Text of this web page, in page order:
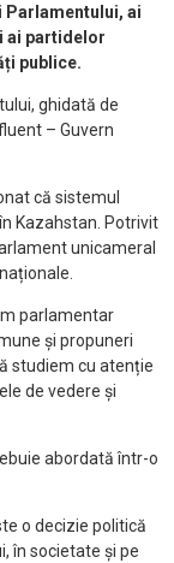
Parlamentului, ai
ai partidelor
publice.
ghidată de
– Guvern
că sistemul
Kazahstan. Potrivit
unicameral
parlamentar
și propuneri
studiem cu atenție
de vedere și
abordată într-o
o decizie politică
în societate și pe